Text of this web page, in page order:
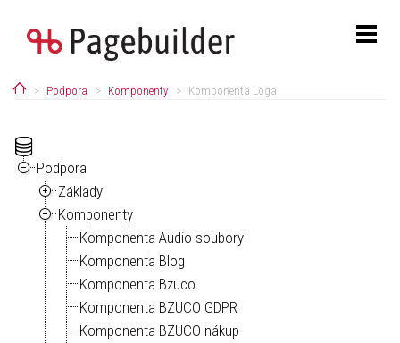
HomePodpora Komponenty Komponenta Loga
Podpora
Základy
Komponenty
Komponenta Audio soubory
Komponenta Blog
Komponenta Bzuco
Komponenta BZUCO GDPR
Komponenta BZUCO nákup